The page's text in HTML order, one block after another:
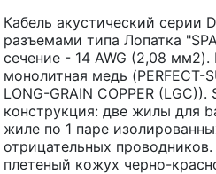
Кабель акустический серии
разъемами типа Лопатка
сечение - 14 AWG (2,08
монолитная медь (PERFECT-
LONG-GRAIN COPPER
конструкция: две жилы для
жиле по 1 паре
отрицательных
плетеный кожух черно-